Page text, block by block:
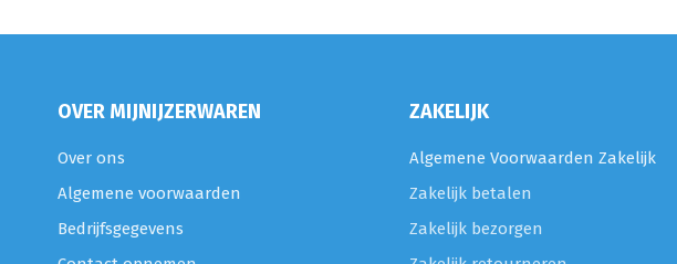
OVER MIJNIJZERWAREN
Over ons
Algemene voorwaarden
Bedrijfsgegevens
ZAKELIJK
Algemene Voorwaarden Zakelijk
Zakelijk betalen
Zakelijk bezorgen